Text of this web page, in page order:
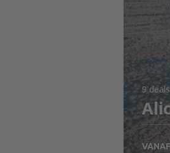
9 deals
VANAF